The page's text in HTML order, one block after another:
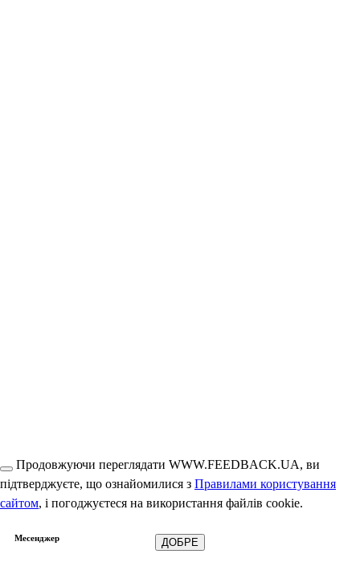
Месенджер
Продовжуючи переглядати WWW.FEEDBACK.UA, ви
підтверджуєте, що ознайомилися з Правилами користування
сайтом, і погоджуєтеся на використання файлів cookie.
ДОБРЕ